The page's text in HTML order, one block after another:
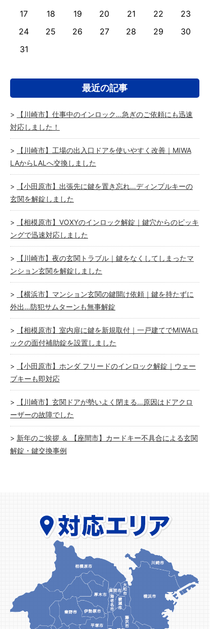
17
18 19 20 21 22
23
24
25 26 27 28 29
30
31
最近の記事
【川崎市】仕事中のインロック…急ぎのご依頼にも迅速
対応しました！
【川崎市】工場の出入口ドアを使いやすく改善｜MIWA
LAからLALへ交換しました
【小田原市】出張先に鍵を置き忘れ…ディンプルキーの
玄関を解錠しました
【相模原市】VOXYのインロック解錠｜鍵穴からのピッキ
ングで迅速対応しました
【川崎市】夜の玄関トラブル｜鍵をなくしてしまったマ
ンション玄関を解錠しました
【横浜市】マンション玄関の鍵開け依頼｜鍵を持たずに
外出…防犯サムターンも無事解錠
【相模原市】室内扉に鍵を新規取付｜一戸建てでMIWAロ
ックの面付補助錠を設置しました
【小田原市】ホンダ フリードのインロック解錠｜ウェー
ブキーも即対応
【川崎市】玄関ドアが勢いよく閉まる…原因はドアクロ
ーザーの故障でした
新年のご挨拶 ＆ 【座間市】カードキー不具合による玄関
解錠・鍵交換事例